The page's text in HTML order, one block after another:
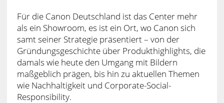
Für die Canon Deutschland ist das Center mehr
als ein Showroom, es ist ein Ort, wo Canon sich
samt seiner Strategie präsentiert – von der
Gründungsgeschichte über Produkthighlights, die
damals wie heute den Umgang mit Bildern
maßgeblich prägen, bis hin zu aktuellen Themen
wie Nachhaltigkeit und Corporate-Social-
Responsibility.